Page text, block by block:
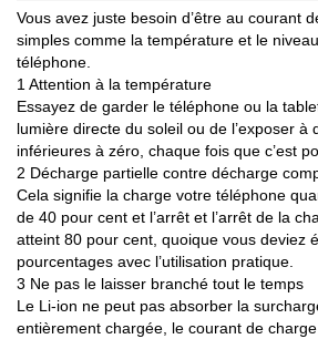
Vous avez juste besoin d’être au courant
simples comme la température et le
téléphone.
1 Attention à la température
Essayez de garder le téléphone ou la
lumière directe du soleil ou de l’exposer à
inférieures à zéro, chaque fois que c’est
2 Décharge partielle contre décharge
Cela signifie la charge votre téléphone
de 40 pour cent et l’arrêt et l’arrêt de la
atteint 80 pour cent, quoique vous deviez
pourcentages avec l’utilisation pratique.
3 Ne pas le laisser branché tout le temps
Le Li-ion ne peut pas absorber la
entièrement chargée, le courant de